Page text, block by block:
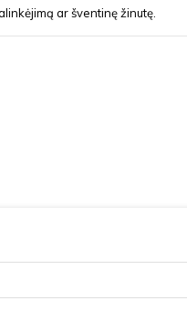
ar šventinę žinutę.